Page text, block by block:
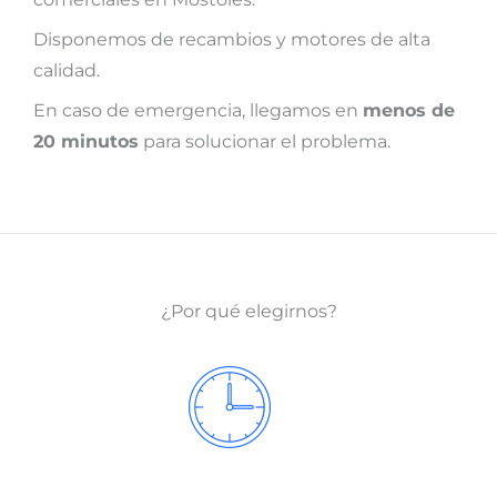
Disponemos de recambios y motores de alta
calidad.
En caso de emergencia, llegamos en menos de
20 minutos para solucionar el problema.
¿Por qué elegirnos?